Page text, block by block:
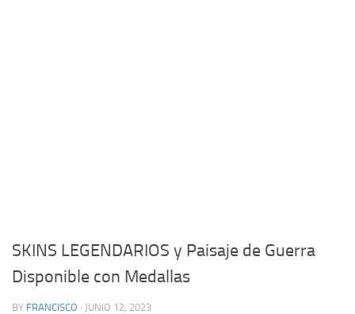
SKINS LEGENDARIOS y Paisaje de Guerra
Disponible con Medallas
BY FRANCISCO · JUNIO 12, 2023